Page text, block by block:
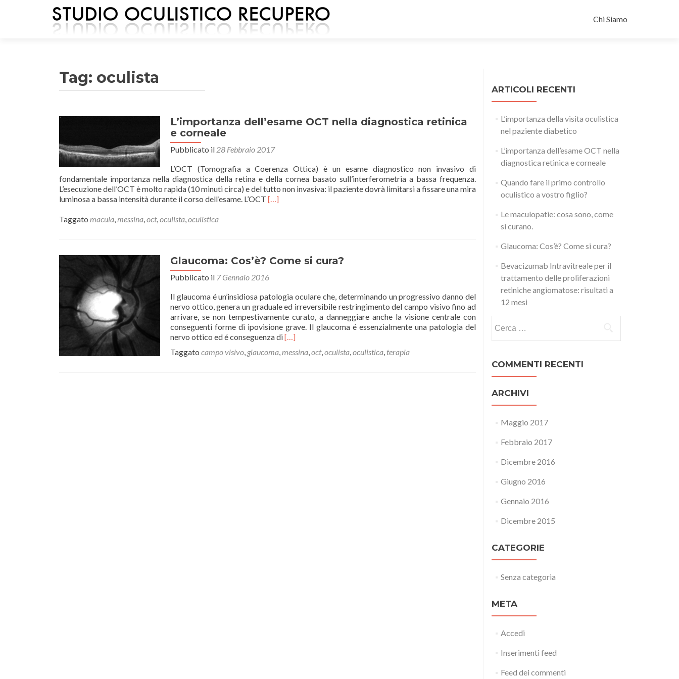
Chi Siamo
Tag: oculista
L’importanza dell’esame OCT nella diagnostica retinica
e corneale
Pubblicato il 28 Febbraio 2017
L’OCT (Tomografia a Coerenza Ottica) è un esame diagnostico non invasivo di
fondamentale importanza nella diagnostica della retina e della cornea basato sull’interferometria a bassa frequenza.
L’esecuzione dell’OCT è molto rapida (10 minuti circa) e del tutto non invasiva: il paziente dovrà limitarsi a fissare una mira
luminosa a bassa intensità durante il corso dell’esame. L’OCT Leggi
diagnostica
e
[…]
Taggato macula,messina,oct,oculista,oculistica
Glaucoma: Cos’è? Come si cura?
Pubblicato il 7 Gennaio 2016
Il glaucoma é un’insidiosa patologia oculare che, determinando un progressivo danno del
nervo ottico, genera un graduale ed irreversibile restringimento del campo visivo fino ad
arrivare, se non tempestivamente curato, a danneggiare anche la visione centrale con
conseguenti forme di ipovisione grave. Il glaucoma é essenzialmente una patologia del
nervo ottico ed é conseguenza diLeggi
piùGlaucoma:
[…]
Taggato campo visivo, glaucoma,messina,oct,oculista,oculistica, terapia
ARTICOLI RECENTI
L’importanza della visita oculistica
nel paziente diabetico
L’importanza dell’esame OCT nella
diagnostica retinica e corneale
Quando fare il primo controllo
oculistico a vostro figlio?
Le maculopatie: cosa sono, come
si curano.
Glaucoma: Cos’è? Come si cura?
Bevacizumab Intravitreale per il
trattamento delle proliferazioni
retiniche angiomatose: risultati a
12 mesi
COMMENTI RECENTI
ARCHIVI
Maggio 2017
Febbraio 2017
Dicembre 2016
Giugno 2016
Gennaio 2016
Dicembre 2015
CATEGORIE
Senza categoria
META
Accedi
Inserimenti feed
Feed dei commenti